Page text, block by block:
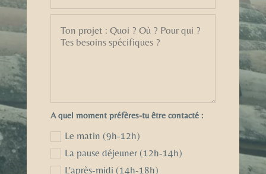
A quel moment préfères-tu être contacté :
Le matin (9h-12h)
La pause déjeuner (12h-14h)
L'après-midi (14h-18h)